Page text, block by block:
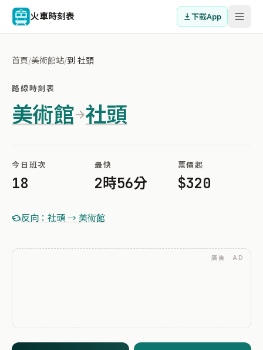
火車時刻表 下載App
首頁/美術館站/到 社頭
路線時刻表
美術館 社頭
今日班次
18
最快
2時56分
票價起
$320
反向：社頭 → 美術館
廣告 · AD